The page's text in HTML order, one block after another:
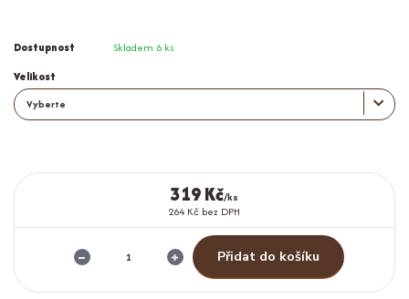
Dostupnost Skladem 6 ks
Velikost
319 Kč/ks
264 Kč bez DPH
Přidat do košíku